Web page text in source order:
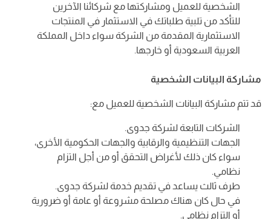
الشخصية للعميل ومشاركتها مع شركائنا الآخرين
للتأكد من تلبية طلباتك في الاستثمار في المنتجات
الاستثمارية المقدمة من الشركة سواء داخل المملكة
العربية السعودية أو خارجها.
مشاركة البيانات الشخصية
قد تتم مشاركة البيانات الشخصية للعميل مع:
الشركات التابعة لشركة جدوى.
الجهات التنظيمية والرقابية والجهات الحكومية الأخرى،
سواء كان ذلك لأغراض التحقق أو من أجل التزام
نظامي.
طرف ثالث يساعد في تقديم خدمة لشركة جدوى.
في حال كان هناك مصلحة مشروعة أو عامة أو ضرورية
أو التزام نظامي.